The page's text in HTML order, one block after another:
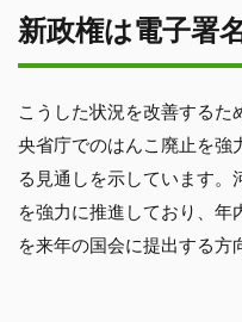
新政権は電子署
こうした状況を改善するた
央省庁でのはんこ廃止を強
る見通しを示しています
を強力に推進しており、年
を来年の国会に提出する方